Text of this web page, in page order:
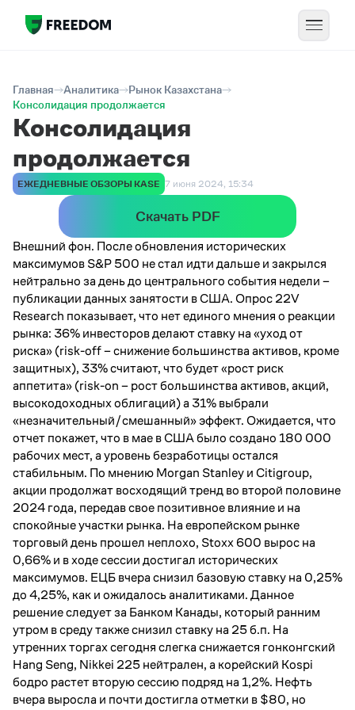
Главная Аналитика
Рынок Казахстана
Консолидация продолжается
Консолидация
продолжается
ЕЖЕДНЕВНЫЕ ОБЗОРЫ KASE 7 июня 2024, 15:34
Скачать PDF
Внешний фон. После обновления исторических
максимумов S&P 500 не стал идти дальше и закрылся
нейтрально за день до центрального события недели –
публикации данных занятости в США. Опрос 22V
Research показывает, что нет единого мнения о реакции
рынка: 36% инвесторов делают ставку на «уход от
риска» (risk-off – снижение большинства активов, кроме
защитных), 33% считают, что будет «рост риск
аппетита» (risk-on – рост большинства активов, акций,
высокодоходных облигаций) а 31% выбрали
«незначительный/смешанный» эффект. Ожидается, что
отчет покажет, что в мае в США было создано 180 000
рабочих мест, а уровень безработицы остался
стабильным. По мнению Morgan Stanley и Citigroup,
акции продолжат восходящий тренд во второй половине
2024 года, передав свое позитивное влияние и на
спокойные участки рынка. На европейском рынке
торговый день прошел неплохо, Stoxx 600 вырос на
0,66% и в ходе сессии достигал исторических
максимумов. ЕЦБ вчера снизил базовую ставку на 0,25%
до 4,25%, как и ожидалось аналитиками. Данное
решение следует за Банком Канады, который ранним
утром в среду также снизил ставку на 25 б.п. На
утренних торгах сегодня слегка снижается гонконгский
Hang Seng, Nikkei 225 нейтрален, а корейский Kospi
бодро растет вторую сессию подряд на 1,2%. Нефть
вчера выросла и почти достигла отметки в $80, но